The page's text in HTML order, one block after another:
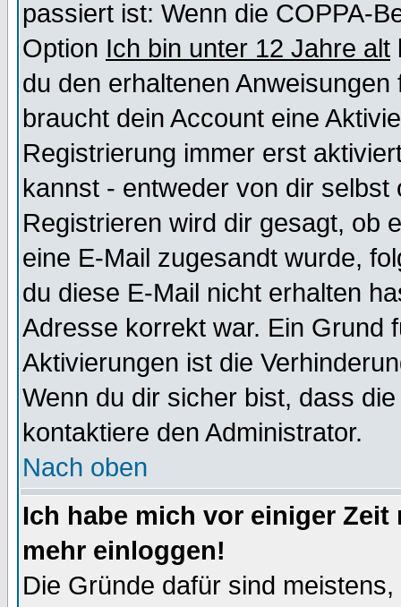
passiert ist: Wenn die COPPA-
Option Ich bin unter 12 Jahre alt
du den erhaltenen
braucht dein Account eine
Registrierung immer erst
kannst - entweder von dir selbst
Registrieren wird dir gesagt, ob
eine E-Mail zugesandt wurde,
du diese E-Mail nicht erhalten
Adresse korrekt war. Ein Grund
Aktivierungen ist die
Wenn du dir sicher bist, dass
kontaktiere den Administrator.
Nach oben
Ich habe mich vor einiger
mehr einloggen!
Die Gründe dafür sind